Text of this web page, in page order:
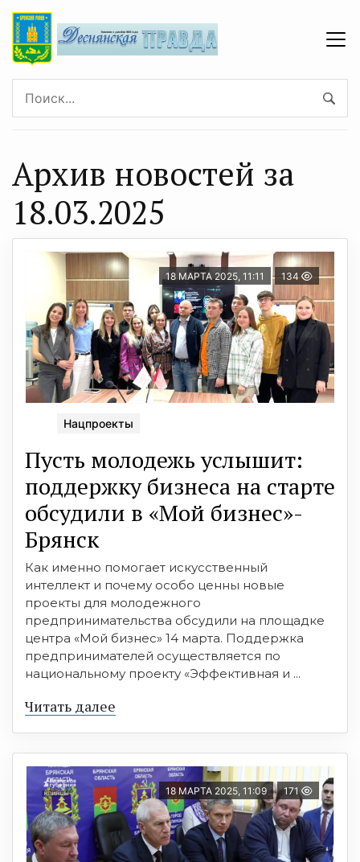
Архив новостей за
18.03.2025
18 МАРТА 2025, 11:11 134
Нацпроекты
Пусть молодежь услышит:
поддержку бизнеса на старте
обсудили в «Мой бизнес»-
Брянск
Как именно помогает искусственный
интеллект и почему особо ценны новые
проекты для молодежного
предпринимательства обсудили на площадке
центра «Мой бизнес» 14 марта. Поддержка
предпринимателей осуществляется по
национальному проекту «Эффективная и ...
Читать далее
18 МАРТА 2025, 11:09 171